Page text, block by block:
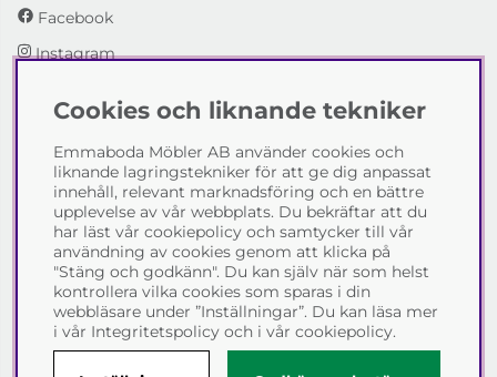
Facebook
Instagram
Emmaboda Möbler AB
I fyra generationer har vi hjälpt människor att möblera
sina hem och uppfylla sina inredningsdrömmar med
möbeldesign av högsta kvalitet. Vi vill hjälpa just dig att
skapa ditt drömhem - kontakta gärna oss och berätta
hur vi kan hjälpa dig.
Telefon:0471-13690
E-post:info@emmabodamobler.se
Cookies och liknande tekniker
Emmaboda Möbler AB använder cookies och
liknande lagringstekniker för att ge dig anpassat
innehåll, relevant marknadsföring och en bättre
upplevelse av vår webbplats. Du bekräftar att du
har läst vår cookiepolicy och samtycker till vår
användning av cookies genom att klicka på
"Stäng och godkänn". Du kan själv när som helst
kontrollera vilka cookies som sparas i din
webbläsare under ”Inställningar”. Du kan läsa mer
i vår Integritetspolicy och i vår cookiepolicy.